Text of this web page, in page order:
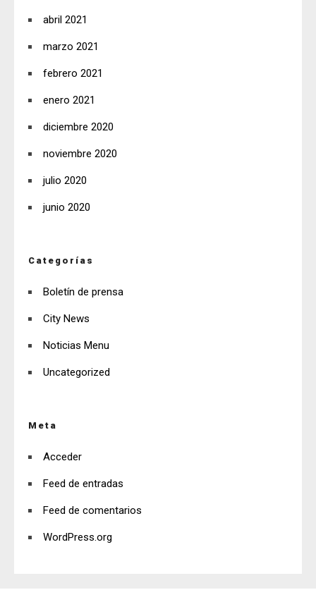
abril 2021
marzo 2021
febrero 2021
enero 2021
diciembre 2020
noviembre 2020
julio 2020
junio 2020
Categorías
Boletín de prensa
City News
Noticias Menu
Uncategorized
Meta
Acceder
Feed de entradas
Feed de comentarios
WordPress.org